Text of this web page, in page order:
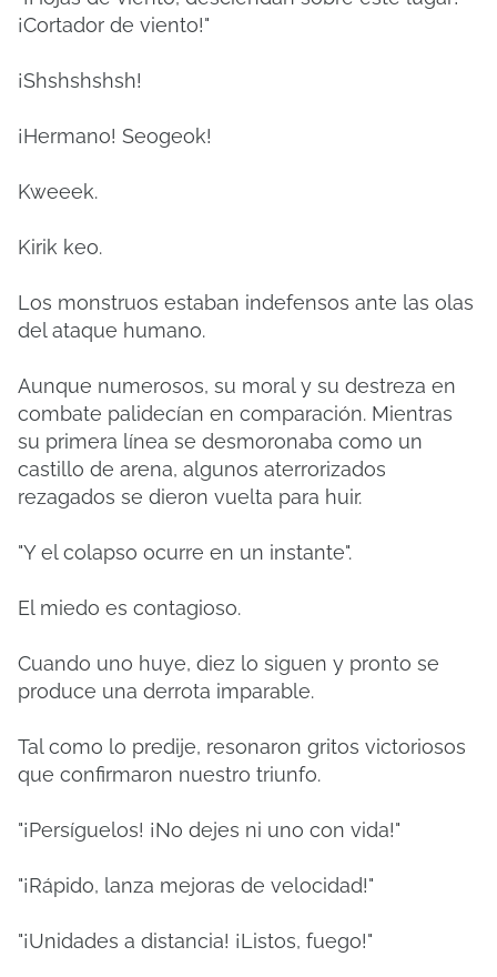
¡Cortador de viento!"
¡Shshshshsh!
¡Hermano! Seogeok!
Kweeek.
Kirik keo.
Los monstruos estaban indefensos ante las olas
del ataque humano.
Aunque numerosos, su moral y su destreza en
combate palidecían en comparación. Mientras
su primera línea se desmoronaba como un
castillo de arena, algunos aterrorizados
rezagados se dieron vuelta para huir.
"Y el colapso ocurre en un instante".
El miedo es contagioso.
Cuando uno huye, diez lo siguen y pronto se
produce una derrota imparable.
Tal como lo predije, resonaron gritos victoriosos
que confirmaron nuestro triunfo.
"¡Persíguelos! ¡No dejes ni uno con vida!"
"¡Rápido, lanza mejoras de velocidad!"
"¡Unidades a distancia! ¡Listos, fuego!"